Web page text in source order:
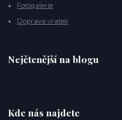
Fotogalerie
Doprava vratek
Nejčtenější na blogu
Kde nás najdete